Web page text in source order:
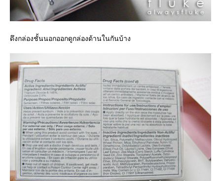
ดึงกล่องชั้นนอกออกดูกล่องด้านในกันบ้าง